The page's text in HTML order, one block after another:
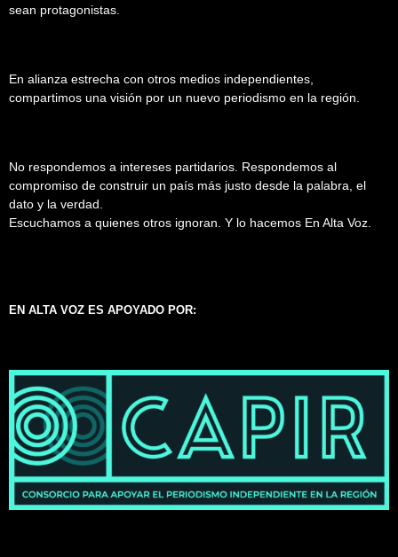
sean protagonistas.
En alianza estrecha con otros medios independientes,
compartimos una visión por un nuevo periodismo en la región.
No respondemos a intereses partidarios. Respondemos al
compromiso de construir un país más justo desde la palabra, el
dato y la verdad.
Escuchamos a quienes otros ignoran. Y lo hacemos En Alta Voz.
EN ALTA VOZ ES APOYADO POR: